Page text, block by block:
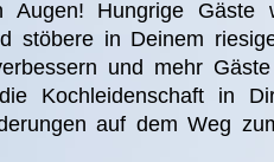
Hungrige Gäste
stöbere in Deinem
und mehr
Kochleidenschaft in
auf dem Weg